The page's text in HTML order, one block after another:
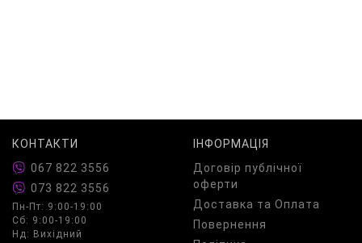
КОНТАКТИ
067 822 3556
073 822 3556
Пн-Пт: 9:00-19:00
Сб: 9:00-19:00
Нд: Вихідний
ІНФОРМАЦІЯ
Договір публічної
оферти
Доставка та Оплата
Повернення